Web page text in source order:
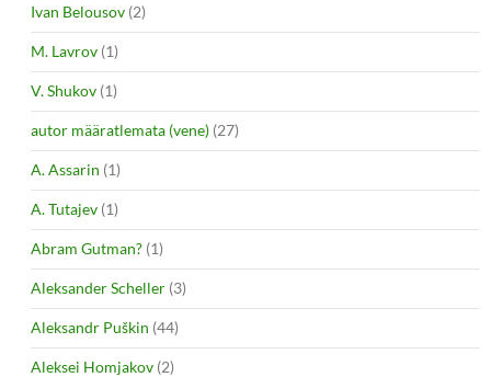
Ivan Belousov (2)
M. Lavrov (1)
V. Shukov (1)
autor määratlemata (vene) (27)
A. Assarin (1)
A. Tutajev (1)
Abram Gutman? (1)
Aleksander Scheller (3)
Aleksandr Puškin (44)
Aleksei Homjakov (2)